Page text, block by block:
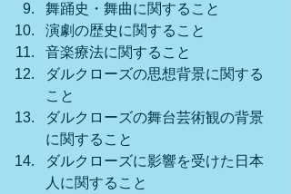
舞踊史・舞曲に関すること
演劇の歴史に関すること
音楽療法に関すること
ダルクローズの思想背景に関する
こと
ダルクローズの舞台芸術観の背景
に関すること
ダルクローズに影響を受けた日本
人に関すること